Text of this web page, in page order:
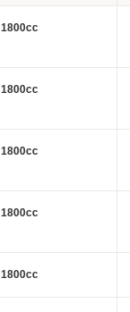
1800cc
1800cc
1800cc
1800cc
1800cc